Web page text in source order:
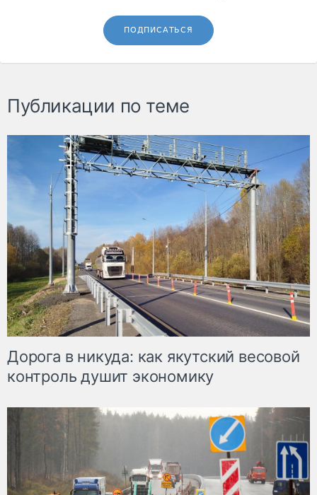
ПОДПИСАТЬСЯ
Публикации по теме
Дорога в никуда: как якутский весовой
контроль душит экономику